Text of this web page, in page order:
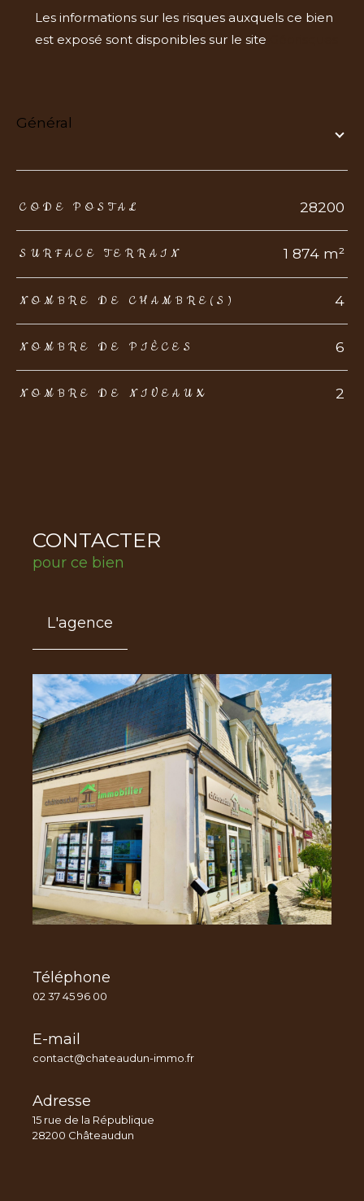
Les informations sur les risques auxquels ce bien
est exposé sont disponibles sur le site
général
TRAD_ZEPHYR_Caracteristique TRAD_ZEPHYR_Valeurs
CODE POSTAL 28200
SURFACE TERRAIN 1 874 m²
NOMBRE DE CHAMBRE(S) 4
NOMBRE DE PIÈCES 6
NOMBRE DE NIVEAUX 2
CONTACTER
pour ce bien
L'agence
Téléphone
02 37 45 96 00
E-mail
contact@chateaudun-immo.fr
Adresse
15 rue de la République
28200 Châteaudun